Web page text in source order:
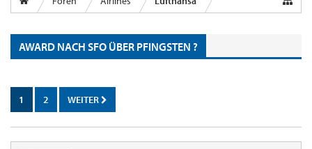
AWARD NACH SFO ÜBER PFINGSTEN ?
1 2 WEITER